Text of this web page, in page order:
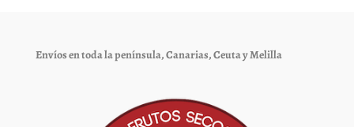
elegir
página
Envíos en toda la península, Canarias, Ceuta y Melilla